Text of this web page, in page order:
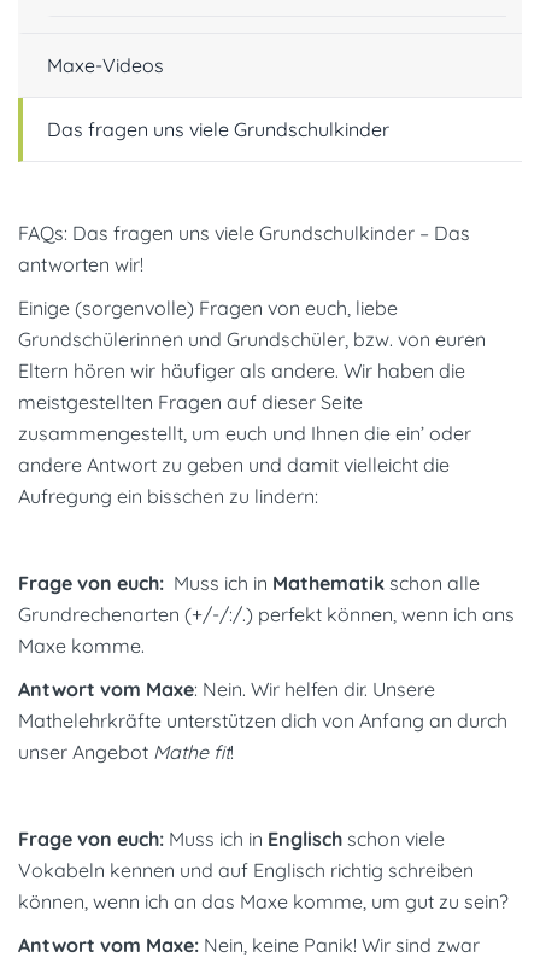
Maxe-Videos
Das fragen uns viele Grundschulkinder
FAQs: Das fragen uns viele Grundschulkinder – Das
antworten wir!
Einige (sorgenvolle) Fragen von euch, liebe
Grundschülerinnen und Grundschüler, bzw. von euren
Eltern hören wir häufiger als andere. Wir haben die
meistgestellten Fragen auf dieser Seite
zusammengestellt, um euch und Ihnen die ein’ oder
andere Antwort zu geben und damit vielleicht die
Aufregung ein bisschen zu lindern:
Frage von euch: Muss ich in Mathematik schon alle
Grundrechenarten (+/-/:/.) perfekt können, wenn ich ans
Maxe komme.
Antwort vom Maxe: Nein. Wir helfen dir. Unsere
Mathelehrkräfte unterstützen dich von Anfang an durch
unser Angebot Mathe fit!
Frage von euch: Muss ich in Englisch schon viele
Vokabeln kennen und auf Englisch richtig schreiben
können, wenn ich an das Maxe komme, um gut zu sein?
Antwort vom Maxe: Nein, keine Panik! Wir sind zwar